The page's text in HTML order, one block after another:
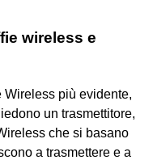
wireless e
Wireless più evidente,
un trasmettitore,
che si basano
a trasmettere e a